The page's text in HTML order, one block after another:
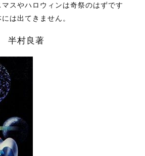
スやハロウィンは奇祭のはずです
は出てきません。
半村良著